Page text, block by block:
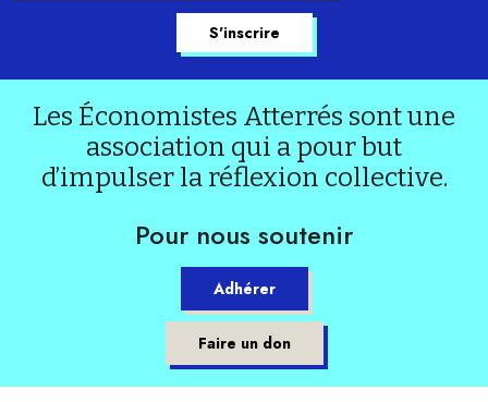
Les Économistes Atterrés sont une
association qui a pour but
d’impulser la réflexion collective.
Pour nous soutenir
Adhérer
Faire un don